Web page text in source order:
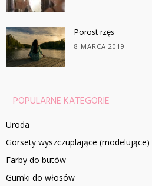
Porost rzęs
8 MARCA 2019
POPULARNE KATEGORIE
Uroda
Gorsety wyszczuplające (modelujące)
Farby do butów
Gumki do włosów